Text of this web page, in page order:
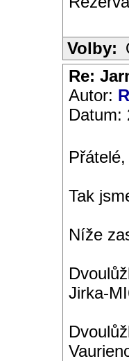
Volby:
Re:
Autor:
Datum:
Tak
Níže
Jirka-